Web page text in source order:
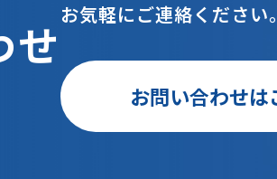
せ
お気軽にご連絡ください。
お問い合わせは